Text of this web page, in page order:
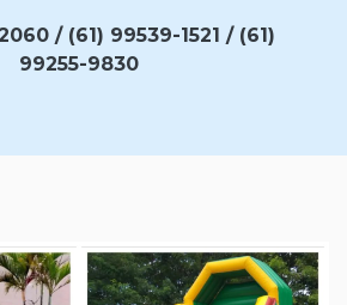
/ (61) 99539-1521 / (61)
99255-9830